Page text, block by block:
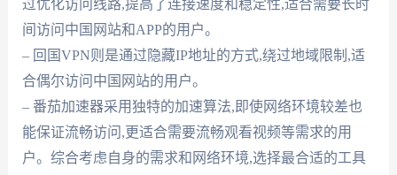
过优化访问线路,提高了连接速度和稳定性,适合需要长时
间访问中国网站和APP的用户。
– 回国VPN则是通过隐藏IP地址的方式,绕过地域限制,适
合偶尔访问中国网站的用户。
– 番茄加速器采用独特的加速算法,即使网络环境较差也
能保证流畅访问,更适合需要流畅观看视频等需求的用
户。综合考虑自身的需求和网络环境,选择最合适的工具